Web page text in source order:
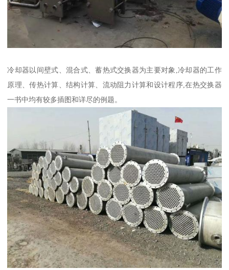
冷却器以间壁式、混合式、蓄热式交换器为主要对象,冷却器的工作
原理、传热计算、结构计算、流动阻力计算和设计程序,在热交换器
一书中均有较多插图和详尽的例题。